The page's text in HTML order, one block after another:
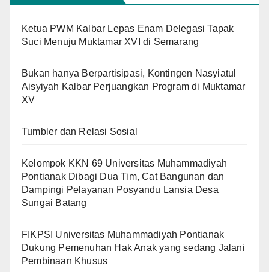
Ketua PWM Kalbar Lepas Enam Delegasi Tapak
Suci Menuju Muktamar XVI di Semarang
Bukan hanya Berpartisipasi, Kontingen Nasyiatul
Aisyiyah Kalbar Perjuangkan Program di Muktamar
XV
Tumbler dan Relasi Sosial
Kelompok KKN 69 Universitas Muhammadiyah
Pontianak Dibagi Dua Tim, Cat Bangunan dan
Dampingi Pelayanan Posyandu Lansia Desa
Sungai Batang
FIKPSI Universitas Muhammadiyah Pontianak
Dukung Pemenuhan Hak Anak yang sedang Jalani
Pembinaan Khusus